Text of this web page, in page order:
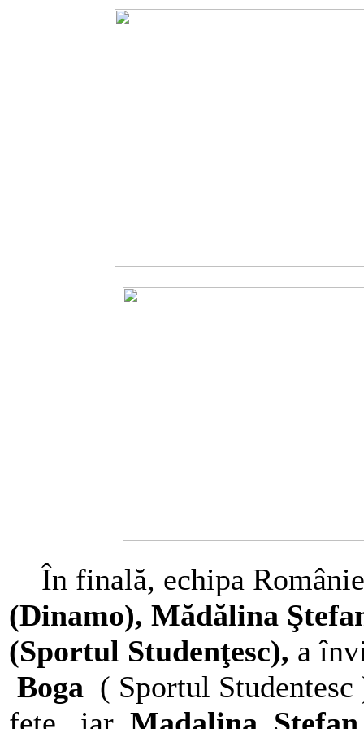
În finală, echipa
(Dinamo), Mădălina
(Sportul Studenţesc), a
Boga ( Sportul